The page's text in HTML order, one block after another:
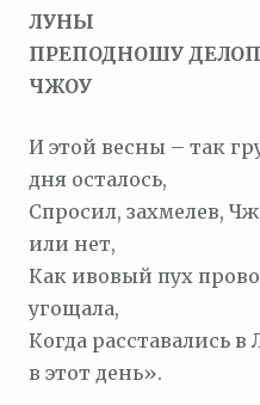
ЛУНЫ
ПРЕПОДНОШУ
ЧЖОУ
И этой весны – так
дня осталось,
Спросил, захмелев,
или нет,
Как ивовый пух
угощала,
Когда расставались
в этот день».